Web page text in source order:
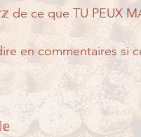
de ce que TU PEUX
en commentaires